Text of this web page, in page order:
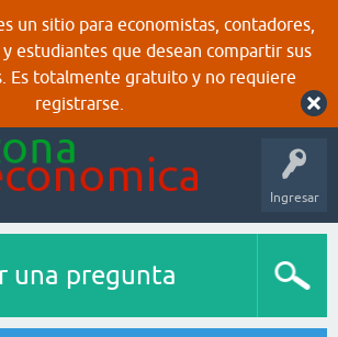
un sitio para economistas, contadores,
estudiantes que desean compartir sus
Es totalmente gratuito y no requiere
registrarse.
Ingresar
una pregunta